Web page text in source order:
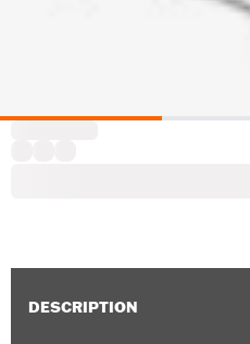
DESCRIPTION